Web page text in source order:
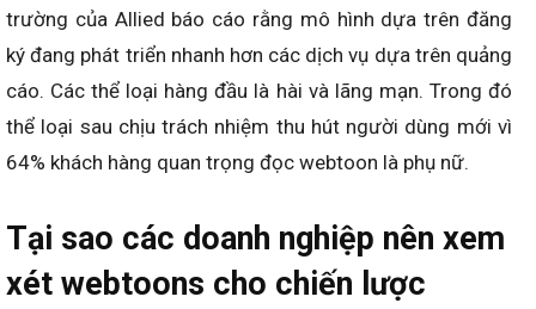
trường của Allied báo cáo rằng mô hình dựa trên đăng
ký đang phát triển nhanh hơn các dịch vụ dựa trên quảng
cáo. Các thể loại hàng đầu là hài và lãng mạn. Trong đó
thể loại sau chịu trách nhiệm thu hút người dùng mới vì
64% khách hàng quan trọng đọc webtoon là phụ nữ.
Tại sao các doanh nghiệp nên xem
xét webtoons cho chiến lược